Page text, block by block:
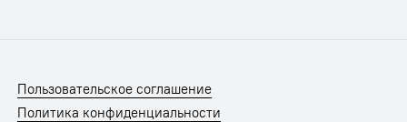
Пользовательское соглашение
Политика конфиденциальности